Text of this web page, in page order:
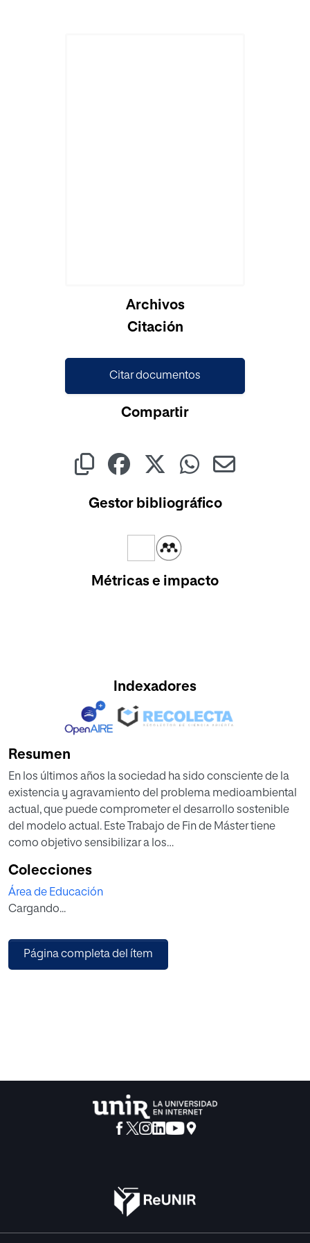
Archivos
Citación
Citar documentos
Compartir
Gestor bibliográfico
Métricas e impacto
Indexadores
Resumen
En los últimos años la sociedad ha sido consciente de la
existencia y agravamiento del problema medioambiental
actual, que puede comprometer el desarrollo sostenible
del modelo actual. Este Trabajo de Fin de Máster tiene
como objetivo sensibilizar a los
actual, de la necesidad de implantar medidas que
permitan mejorar la relación del modelo actual de
desarrollo con el medio ambiente.
edificios existentes en un entorno cercano al alumnado,
como es la Comunidad Autónoma del País Vasco CAPV y
Basado en Problemas y se han utilizado como
herramientas, encuestas de diagnóstico y satisfacción
que permiten evaluar la evolución del alumnado.
Colecciones
Área de Educación
Cargando...
Página completa del ítem